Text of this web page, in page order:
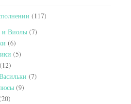
(117)
и Виолы (7)
(6)
(5)
(12)
(7)
(9)